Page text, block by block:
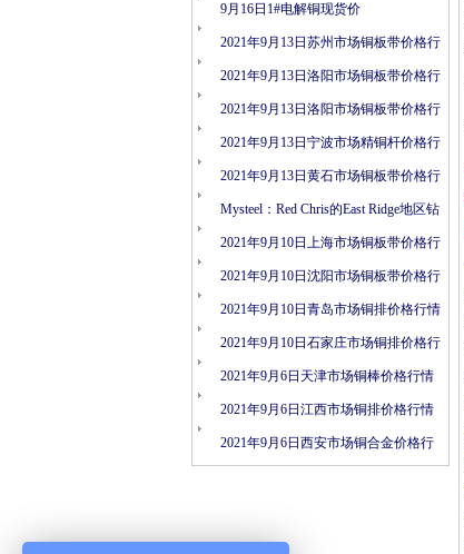
9月16日1#电解铜现货价
2021年9月13日苏州市场铜板带价格行
情
2021年9月13日洛阳市场铜板带价格行
情
2021年9月13日洛阳市场铜板带价格行
情
2021年9月13日宁波市场精铜杆价格行
情
2021年9月13日黄石市场铜板带价格行
情
Mysteel：Red Chris的East Ridge地区钻
探结果表明矿化连续性
2021年9月10日上海市场铜板带价格行
情
2021年9月10日沈阳市场铜板带价格行
情
2021年9月10日青岛市场铜排价格行情
2021年9月10日石家庄市场铜排价格行
情
2021年9月6日天津市场铜棒价格行情
2021年9月6日江西市场铜排价格行情
2021年9月6日西安市场铜合金价格行